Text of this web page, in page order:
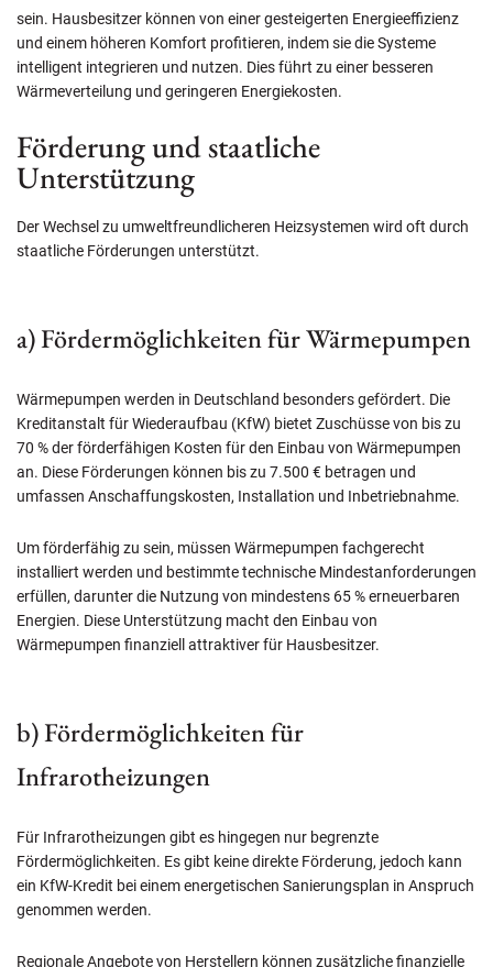
sein. Hausbesitzer können von einer gesteigerten Energieeffizienz
und einem höheren Komfort profitieren, indem sie die Systeme
intelligent integrieren und nutzen. Dies führt zu einer besseren
Wärmeverteilung und geringeren Energiekosten.
Förderung und staatliche
Unterstützung
Der Wechsel zu umweltfreundlicheren Heizsystemen wird oft durch
staatliche Förderungen unterstützt.
a) Fördermöglichkeiten für Wärmepumpen
Wärmepumpen werden in Deutschland besonders gefördert. Die
Kreditanstalt für Wiederaufbau (KfW) bietet Zuschüsse von bis zu
70 % der förderfähigen Kosten für den Einbau von Wärmepumpen
an. Diese Förderungen können bis zu 7.500 € betragen und
umfassen Anschaffungskosten, Installation und Inbetriebnahme.
Um förderfähig zu sein, müssen Wärmepumpen fachgerecht
installiert werden und bestimmte technische Mindestanforderungen
erfüllen, darunter die Nutzung von mindestens 65 % erneuerbaren
Energien. Diese Unterstützung macht den Einbau von
Wärmepumpen finanziell attraktiver für Hausbesitzer.
b) Fördermöglichkeiten für
Infrarotheizungen
Für Infrarotheizungen gibt es hingegen nur begrenzte
Fördermöglichkeiten. Es gibt keine direkte Förderung, jedoch kann
ein KfW-Kredit bei einem energetischen Sanierungsplan in Anspruch
genommen werden.
Regionale Angebote von Herstellern können zusätzliche finanzielle